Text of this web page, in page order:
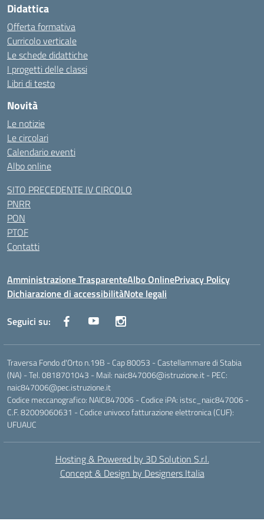
Didattica
Offerta formativa
Curricolo verticale
Le schede didattiche
I progetti delle classi
Libri di testo
Novità
Le notizie
Le circolari
Calendario eventi
Albo online
SITO PRECEDENTE IV CIRCOLO
PNRR
PON
PTOF
Contatti
Amministrazione TrasparenteAlbo OnlinePrivacy Policy
Dichiarazione di accessibilitàNote legali
Seguici su:
Traversa Fondo d'Orto n.19B - Cap 80053 - Castellammare di Stabia
(NA) - Tel. 0818701043 - Mail: naic847006@istruzione.it - PEC:
naic847006@pec.istruzione.it
Codice meccanografico: NAIC847006 - Codice iPA: istsc_naic847006 -
C.F. 82009060631 - Codice univoco fatturazione elettronica (CUF):
UFUAUC
Hosting & Powered by 3D Solution S.r.l.
Concept & Design by Designers Italia